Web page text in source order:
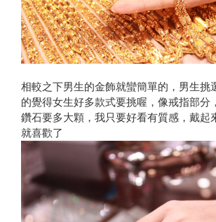
相較之下男生的金飾就蠻簡單的，男生挑
的覺得女生好多款式要挑喔，像戒指部分
鑽石要多大顆，我只要好看有質感，戴起
就喜歡了